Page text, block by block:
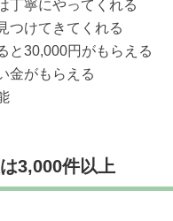
丁寧にやってくれる
つけてきてくれる
と30,000円がもらえる
金がもらえる
3,000件以上